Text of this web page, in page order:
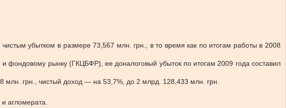
убытком в размере 73,567 млн. грн., в то время как по итогам работы в 2008
фондовому рынку (ГКЦБФР), ее доналоговый убыток по итогам 2009 года составил
млн. грн., чистый доход — на 53,7%, до 2 млрд. 128,433 млн. грн.
агломерата.